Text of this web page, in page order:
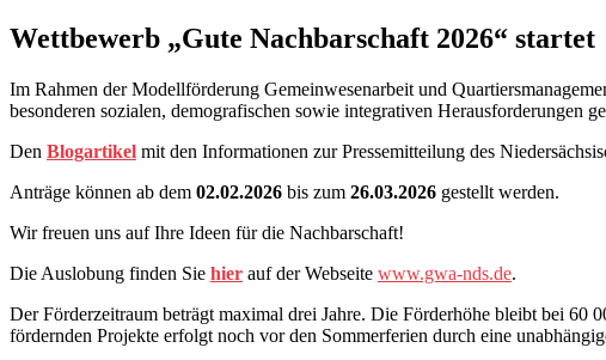
Wettbewerb „Gute Nachbarschaft 2026“ startet
Im Rahmen der Modellförderung Gemeinwesenarbeit und
besonderen sozialen, demografischen sowie integrativen Herausforderungen
Den Blogartikel mit den Informationen zur Pressemitteilung des
Anträge können ab dem 02.02.2026 bis zum 26.03.2026 gestellt werden.
Wir freuen uns auf Ihre Ideen für die Nachbarschaft!
Die Auslobung finden Sie hier auf der Webseite www.gwa-nds.de.
Der Förderzeitraum beträgt maximal drei Jahre. Die Förderhöhe bleibt bei 60
fördernden Projekte erfolgt noch vor den Sommerferien durch eine